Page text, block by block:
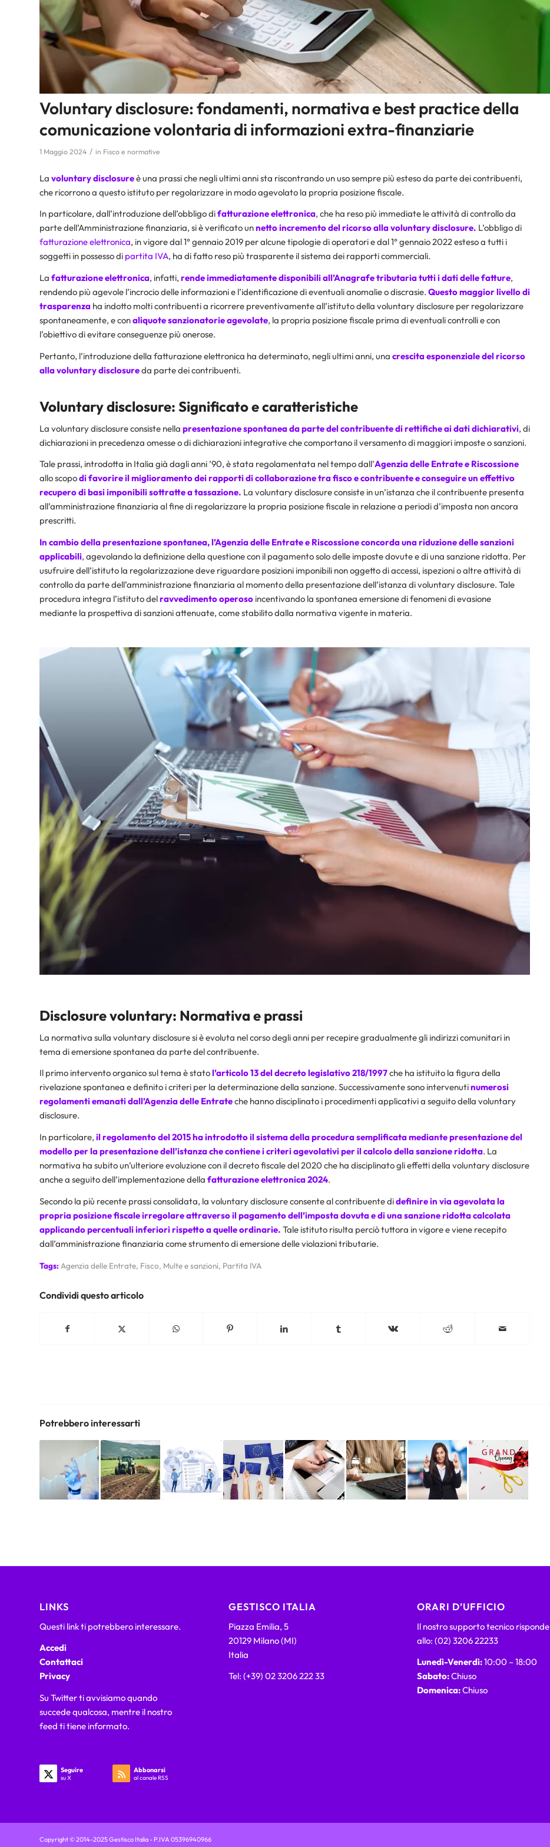
Voluntary disclosure: fondamenti, normativa e best practice della
comunicazione volontaria di informazioni extra-finanziarie
1 Maggio 2024 / in Fisco e normative
La voluntary disclosureè una prassi che negli ultimi anni sta riscontrando un uso sempre più esteso da parte dei contribuenti,
che ricorrono a questo istituto per regolarizzare in modo agevolato la propria posizione fiscale.
In particolare, dall’introduzione dell’obbligo difatturazione elettronica, che ha reso più immediate le attività di controllo da
parte dell’Amministrazione finanziaria, si è verificato unnetto incremento del ricorso alla voluntary disclosure. L’obbligo di
fatturazione elettronica, in vigore dal 1° gennaio 2019 per alcune tipologie di operatori e dal 1° gennaio 2022 esteso a tutti i
soggetti in possesso di partita IVA, ha di fatto reso più trasparente il sistema dei rapporti commerciali.
La fatturazione elettronica, infatti, rende immediatamente disponibili all’Anagrafe tributaria tutti i dati delle fatture,
rendendo più agevole l’incrocio delle informazioni e l’identificazione di eventuali anomalie o discrasie. Questo maggior livello di
trasparenza ha indotto molti contribuenti a ricorrere preventivamente all’istituto della voluntary disclosure per regolarizzare
spontaneamente, e conaliquote sanzionatorie agevolate, la propria posizione fiscale prima di eventuali controlli e con
l’obiettivo di evitare conseguenze più onerose.
Pertanto, l’introduzione della fatturazione elettronica ha determinato, negli ultimi anni, una crescita esponenziale del ricorso
alla voluntary disclosureda parte dei contribuenti.
Voluntary disclosure: Significato e caratteristiche
La voluntary disclosure consiste nella presentazione spontanea da parte del contribuente di rettifiche ai dati dichiarativi, di
dichiarazioni in precedenza omesse o di dichiarazioni integrative che comportano il versamento di maggiori imposte o sanzioni.
Tale prassi, introdotta in Italia già dagli anni ’90, è stata regolamentata nel tempo dall’Agenzia delle Entrate e Riscossione
allo scopodi favorire il miglioramento dei rapporti di collaborazione tra fisco e contribuente e conseguire un effettivo
recupero di basi imponibili sottratte a tassazione. La voluntary disclosure consiste in un’istanza che il contribuente presenta
all’amministrazione finanziaria al fine di regolarizzare la propria posizione fiscale in relazione a periodi d’imposta non ancora
prescritti.
In cambio della presentazione spontanea, l’Agenzia delle Entrate e Riscossione concorda una riduzione delle sanzioni
applicabili, agevolando la definizione della questione con il pagamento solo delle imposte dovute e di una sanzione ridotta. Per
usufruire dell’istituto la regolarizzazione deve riguardare posizioni imponibili non oggetto di accessi, ispezioni o altre attività di
controllo da parte dell’amministrazione finanziaria al momento della presentazione dell’istanza di voluntary disclosure. Tale
procedura integra l’istituto delravvedimento operoso incentivando la spontanea emersione di fenomeni di evasione
mediante la prospettiva di sanzioni attenuate, come stabilito dalla normativa vigente in materia.
Disclosure voluntary: Normativa e prassi
La normativa sulla voluntary disclosure si è evoluta nel corso degli anni per recepire gradualmente gli indirizzi comunitari in
tema di emersione spontanea da parte del contribuente.
Il primo intervento organico sul tema è statol’articolo 13 del decreto legislativo 218/1997che ha istituito la figura della
rivelazione spontanea e definito i criteri per la determinazione della sanzione. Successivamente sono intervenutinumerosi
regolamenti emanati dall’Agenzia delle Entrateche hanno disciplinato i procedimenti applicativi a seguito della voluntary
disclosure.
In particolare, il regolamento del 2015 ha introdotto il sistema della procedura semplificata mediante presentazione del
modello per la presentazione dell’istanza che contiene i criteri agevolativi per il calcolo della sanzione ridotta. La
normativa ha subito un’ulteriore evoluzione con il decreto fiscale del 2020 che ha disciplinato gli effetti della voluntary disclosure
anche a seguito dell’implementazione della fatturazione elettronica 2024.
Secondo la più recente prassi consolidata, la voluntary disclosure consente al contribuente didefinire in via agevolata la
propria posizione fiscale irregolare attraverso il pagamento dell’imposta dovuta e di una sanzione ridotta calcolata
applicando percentuali inferiori rispetto a quelle ordinarie. Tale istituto risulta perciò tuttora in vigore e viene recepito
dall’amministrazione finanziaria come strumento di emersione delle violazioni tributarie.
Tags:Agenzia delle Entrate, Fisco, Multe e sanzioni, Partita IVA
Condividi questo articolo
Potrebbero interessarti
LINKS
Questi link ti potrebbero interessare.
Accedi
Contattaci
Privacy
Su Twitter ti avvisiamo quando
succede qualcosa, mentre il nostro
feed ti tiene informato.
Seguire
su X
Abbonarsi
al canale RSS
GESTISCO ITALIA
Piazza Emilia, 5
20129 Milano (MI)
Italia
Tel: (+39) 02 3206 222 33
ORARI D’UFFICIO
Il nostro supporto tecnico risponde
allo: (02) 3206 22233
Lunedì-Venerdì:10:00 – 18:00
Sabato:Chiuso
Domenica:Chiuso
Copyright © 2014-2025 Gestisco Italia - P.IVA 05396940966